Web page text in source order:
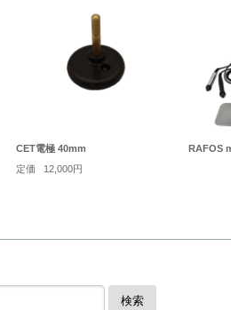
CET電極 40mm
定価
12,000円
RAFOS
検索